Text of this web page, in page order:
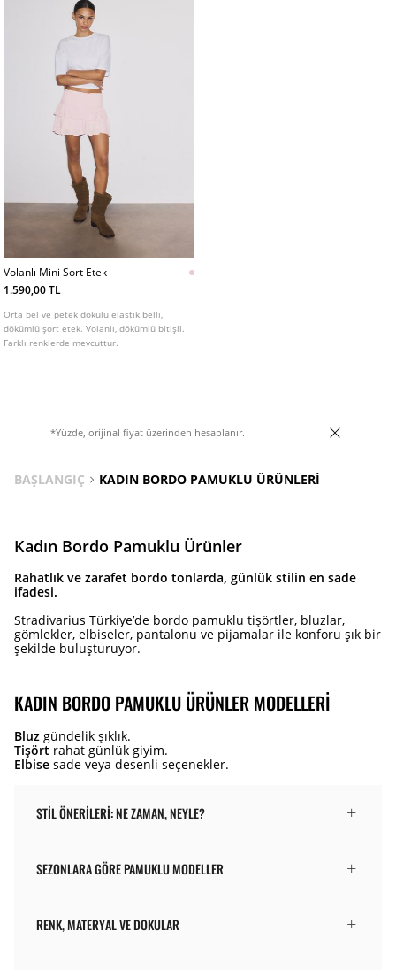
Volanlı Mini Sort Etek
1.590,00 TL
Orta bel ve petek dokulu elastik belli,
dökümlü şort etek. Volanlı, dökümlü bitişli.
Farklı renklerde mevcuttur.
*Yüzde, orijinal fiyat üzerinden hesaplanır.
BAŞLANGIÇ KADIN BORDO PAMUKLU ÜRÜNLERI
Kadın Bordo Pamuklu Ürünler
Rahatlık ve zarafet bordo tonlarda, günlük stilin en sade
ifadesi.
Stradivarius Türkiye’de bordo pamuklu tişörtler, bluzlar,
gömlekler, elbiseler, pantalonu ve pijamalar ile konforu şık bir
şekilde buluşturuyor.
KADIN BORDO PAMUKLU ÜRÜNLER MODELLERI
Bluz gündelik şıklık.
Tişört rahat günlük giyim.
Elbise sade veya desenli seçenekler.
STIL ÖNERILERI: NE ZAMAN, NEYLE?
SEZONLARA GÖRE PAMUKLU MODELLER
RENK, MATERYAL VE DOKULAR